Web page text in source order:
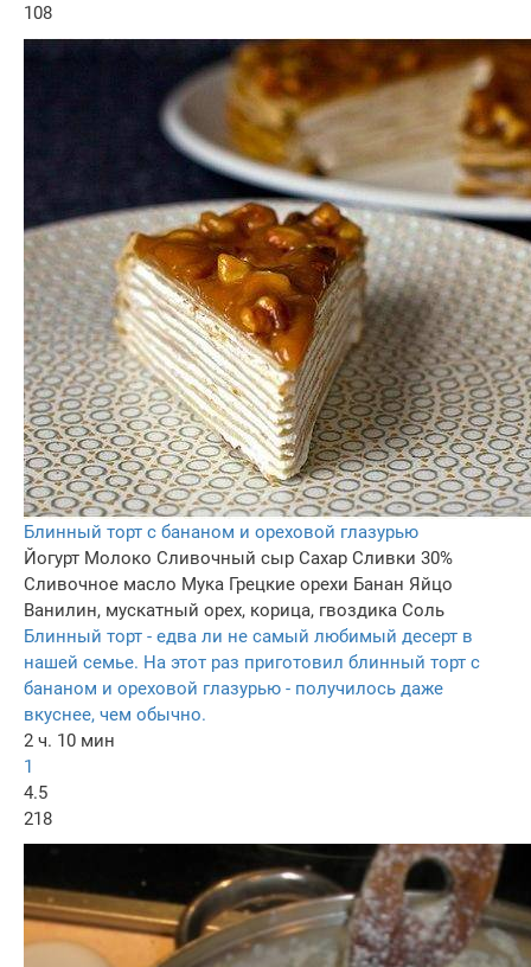
108
Блинный торт с бананом и ореховой глазурью
Йогурт Молоко Сливочный сыр Сахар Сливки 30%
Сливочное масло Мука Грецкие орехи Банан Яйцо
Ванилин, мускатный орех, корица, гвоздика Соль
Блинный торт - едва ли не самый любимый десерт в
нашей семье. На этот раз приготовил блинный торт с
бананом и ореховой глазурью - получилось даже
вкуснее, чем обычно.
2 ч. 10 мин
1
4.5
218